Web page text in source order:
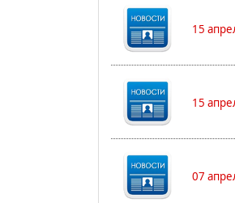
15
15
07